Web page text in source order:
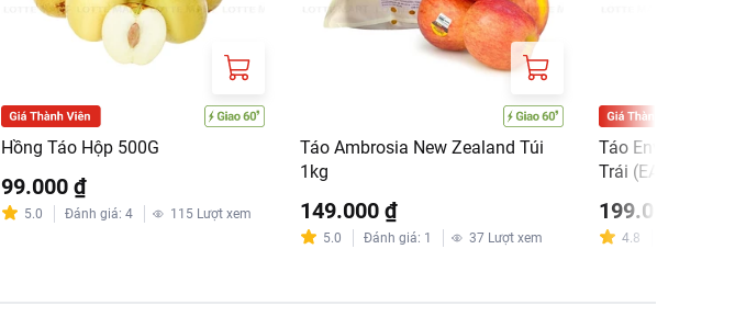
Hồng Táo Hộp 500G
99.000 ₫
5.0 Đánh giá: 4 115 Lượt xem
Táo Ambrosia New Zealand Túi
1kg
149.000 ₫
5.0 Đánh giá: 1 37 Lượt xem
Táo Envy New
Trái (EA)
199.000 ₫
4.8